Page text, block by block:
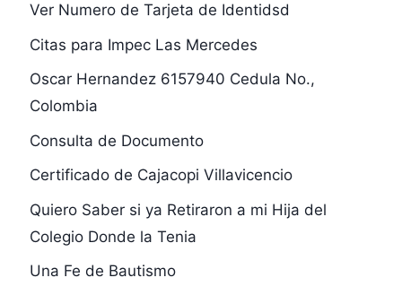
Ver Numero de Tarjeta de Identidsd
Citas para Impec Las Mercedes
Oscar Hernandez 6157940 Cedula No.,
Colombia
Consulta de Documento
Certificado de Cajacopi Villavicencio
Quiero Saber si ya Retiraron a mi Hija del
Colegio Donde la Tenia
Una Fe de Bautismo